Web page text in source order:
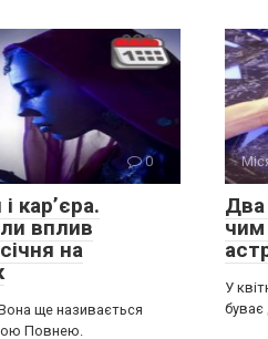
0
кар’єра.
вплив
на
ще називається
Повнею.
Два
чим
У
буває